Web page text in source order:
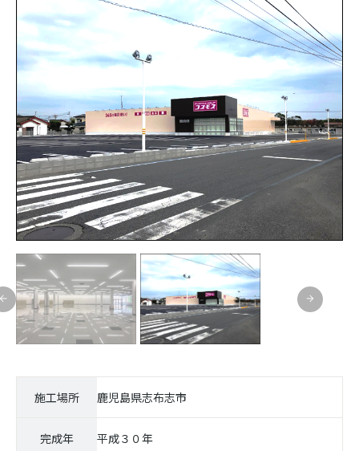
施工場所 鹿児島県志布志市
完成年 平成３０年